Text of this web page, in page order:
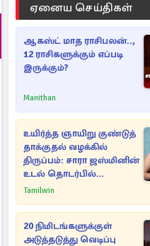
ஏனைய செய்திகள்
ஆகஸ்ட் மாத ராசிபலன்..,
12 ராசிகளுக்கும் எப்படி
இருக்கும்?
Manithan
உயிர்த்த ஞாயிறு குண்டுத்
தாக்குதல் வழக்கில்
திருப்பம்: சாரா ஜஸ்மினின்
உடல் தொடர்பில்
நீதிமன்றத்தில் வெளியான
Tamilwin
20 நிமிடங்களுக்குள்
அடுத்தடுத்து வெடிப்பு